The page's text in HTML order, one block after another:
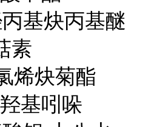
基炔丙基醚
素
烯炔菊酯
基吲哚